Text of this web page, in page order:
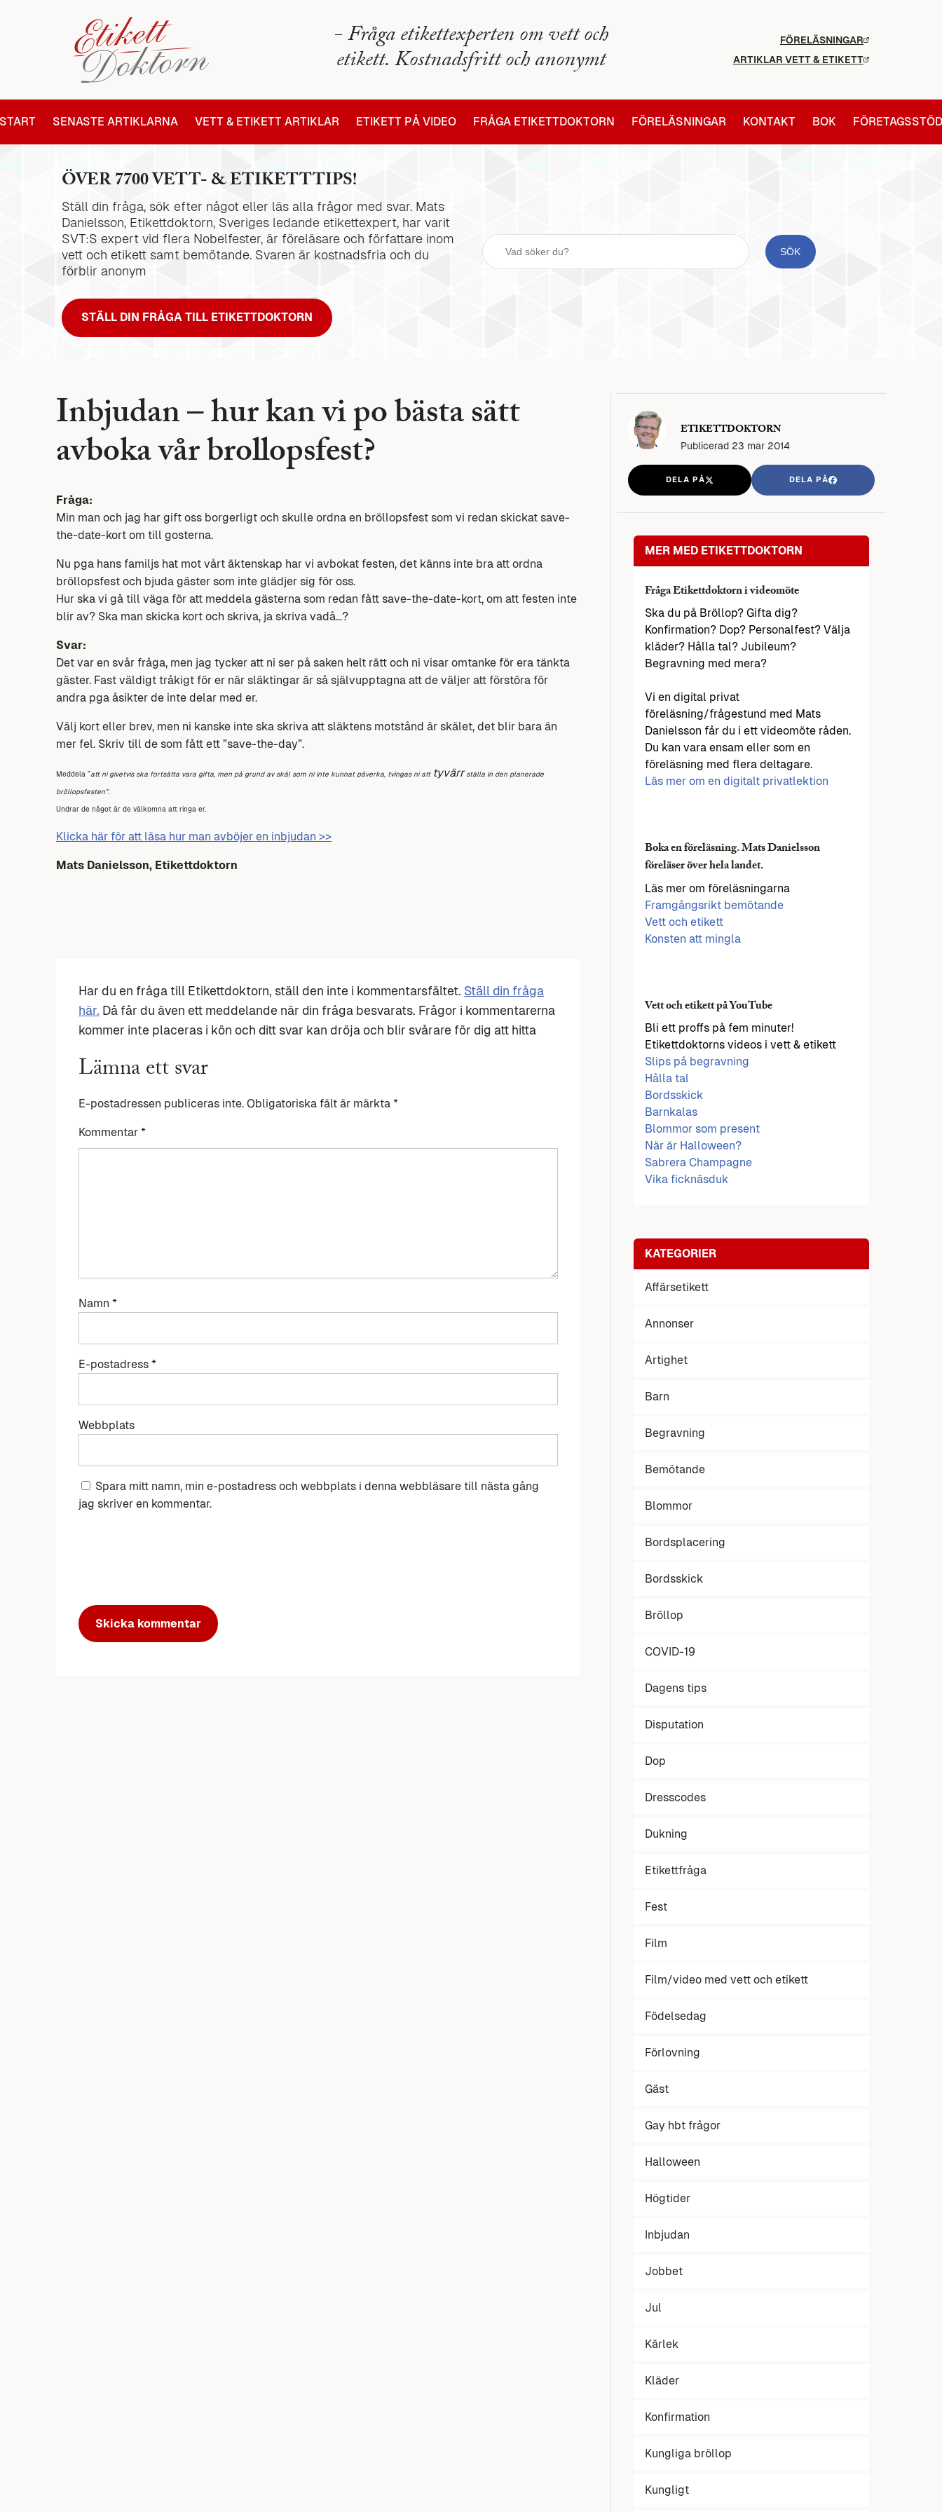
- Fråga etikettexperten om vett och
etikett. Kostnadsfritt och anonymt
FÖRELÄSNINGAR
ARTIKLAR VETT & ETIKETT
START SENASTE ARTIKLARNA VETT & ETIKETT ARTIKLAR ETIKETT PÅ VIDEO FRÅGA ETIKETTDOKTORN FÖRELÄSNINGAR KONTAKT BOK FÖRETAGSSTÖD
ÖVER 7700 VETT- & ETIKETTTIPS!
Ställ din fråga, sök efter något eller läs alla frågor med svar. Mats
Danielsson, Etikettdoktorn, Sveriges ledande etikettexpert, har varit
SVT:S expert vid flera Nobelfester, är föreläsare och författare inom
vett och etikett samt bemötande. Svaren är kostnadsfria och du
förblir anonym
STÄLL DIN FRÅGA TILL ETIKETTDOKTORN
Inbjudan – hur kan vi po bästa sätt
avboka vår brollopsfest?
Fråga:
Min man och jag har gift oss borgerligt och skulle ordna en bröllopsfest som vi redan skickat save-
the-date-kort om till gosterna.
Nu pga hans familjs hat mot vårt äktenskap har vi avbokat festen, det känns inte bra att ordna
bröllopsfest och bjuda gäster som inte glädjer sig för oss.
Hur ska vi gå till väga för att meddela gästerna som redan fått save-the-date-kort, om att festen inte
blir av? Ska man skicka kort och skriva, ja skriva vadå…?
Svar:
Det var en svår fråga, men jag tycker att ni ser på saken helt rätt och ni visar omtanke för era tänkta
gäster. Fast väldigt tråkigt för er när släktingar är så självupptagna att de väljer att förstöra för
andra pga åsikter de inte delar med er.
Välj kort eller brev, men ni kanske inte ska skriva att släktens motstånd är skälet, det blir bara än
mer fel. Skriv till de som fått ett ”save-the-day”.
Meddela ”att ni givetvis ska fortsätta vara gifta, men på grund av skäl som ni inte kunnat påverka, tvingas ni att tyvärr ställa in den planerade
bröllopsfesten”.
Undrar de något är de välkomna att ringa er.
Klicka här för att läsa hur man avböjer en inbjudan >>
Mats Danielsson, Etikettdoktorn
Har du en fråga till Etikettdoktorn, ställ den inte i kommentarsfältet. Ställ din fråga
här. Då får du även ett meddelande när din fråga besvarats. Frågor i kommentarerna
kommer inte placeras i kön och ditt svar kan dröja och blir svårare för dig att hitta
Lämna ett svar
E-postadressen publiceras inte. Obligatoriska fält är märkta *
Kommentar *
Namn *
E-postadress *
Webbplats
Spara mitt namn, min e-postadress och webbplats i denna webbläsare till nästa gång
jag skriver en kommentar.
ETIKETTDOKTORN
Publicerad 23 mar 2014
DELA PÅ DELA PÅ
MER MED ETIKETTDOKTORN
Fråga Etikettdoktorn i videomöte
Ska du på Bröllop? Gifta dig?
Konfirmation? Dop? Personalfest? Välja
kläder? Hålla tal? Jubileum?
Begravning med mera?
Vi en digital privat
föreläsning/frågestund med Mats
Danielsson får du i ett videomöte råden.
Du kan vara ensam eller som en
föreläsning med flera deltagare.
Läs mer om en digitalt privatlektion
Boka en föreläsning. Mats Danielsson
föreläser över hela landet.
Läs mer om föreläsningarna
Framgångsrikt bemötande
Vett och etikett
Konsten att mingla
Vett och etikett på YouTube
Bli ett proffs på fem minuter!
Etikettdoktorns videos i vett & etikett
Slips på begravning
Hålla tal
Bordsskick
Barnkalas
Blommor som present
När är Halloween?
Sabrera Champagne
Vika ficknäsduk
KATEGORIER
Affärsetikett
Annonser
Artighet
Barn
Begravning
Bemötande
Blommor
Bordsplacering
Bordsskick
Bröllop
COVID-19
Dagens tips
Disputation
Dop
Dresscodes
Dukning
Etikettfråga
Fest
Film
Film/video med vett och etikett
Födelsedag
Förlovning
Gäst
Gay hbt frågor
Halloween
Högtider
Inbjudan
Jobbet
Jul
Kärlek
Kläder
Konfirmation
Kungliga bröllop
Kungligt